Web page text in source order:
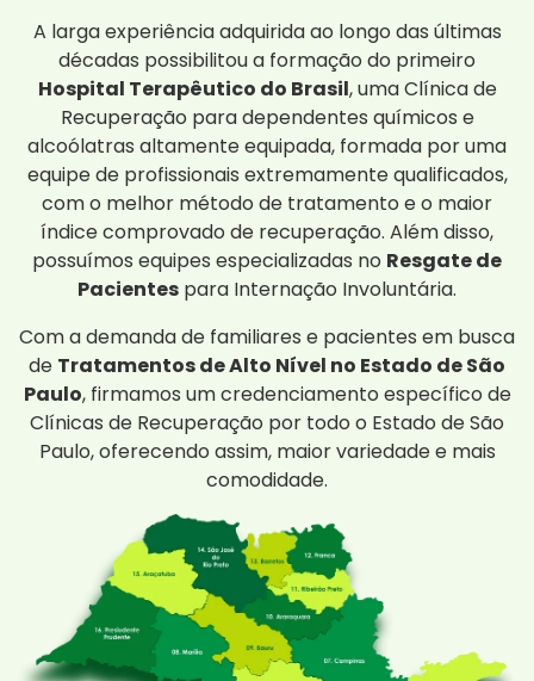
A larga experiência adquirida ao longo das últimas
décadas possibilitou a formação do primeiro
Hospital Terapêutico do Brasil, uma Clínica de
Recuperação para dependentes químicos e
alcoólatras altamente equipada, formada por uma
equipe de profissionais extremamente qualificados,
com o melhor método de tratamento e o maior
índice comprovado de recuperação. Além disso,
possuímos equipes especializadas no Resgate de
Pacientes para Internação Involuntária.
Com a demanda de familiares e pacientes em busca
de Tratamentos de Alto Nível no Estado de São
Paulo, firmamos um credenciamento específico de
Clínicas de Recuperação por todo o Estado de São
Paulo, oferecendo assim, maior variedade e mais
comodidade.